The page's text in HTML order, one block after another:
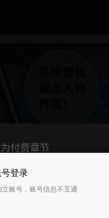
号登录
账号，账号信息不互通